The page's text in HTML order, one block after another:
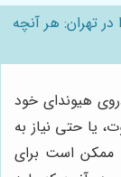
تهران: هر آنچه
هیوندای خود
یا حتی نیاز به
ممکن است برای